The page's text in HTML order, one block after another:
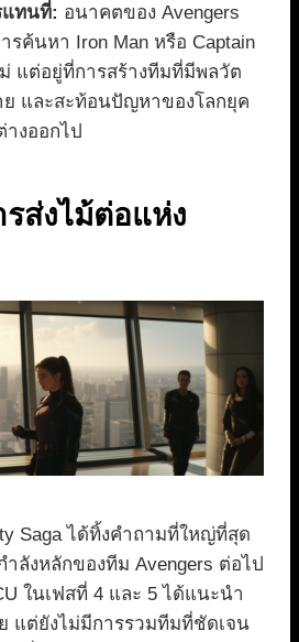
แทนที่: อนาคตของ Avengers
รค้นหา Iron Man หรือ Captain
แต่อยู่ที่การสร้างทีมที่มีพลวัต
และสะท้อนปัญหาของโลกยุค
งออกไป
ส่งไม้ต่อแห่ง
Saga ได้ทิ้งคำถามที่ใหญ่ที่สุด
ำลังหลักของทีม Avengers ต่อไป
ในเฟสที่ 4 และ 5 ได้แนะนำ
แต่ยังไม่มีการรวมทีมที่ชัดเจน